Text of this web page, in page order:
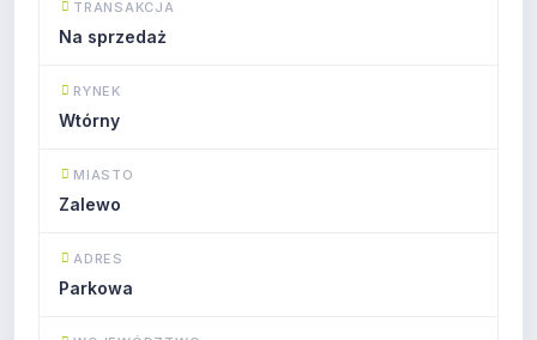
TRANSAKCJA
Na sprzedaż
RYNEK
Wtórny
MIASTO
Zalewo
ADRES
Parkowa